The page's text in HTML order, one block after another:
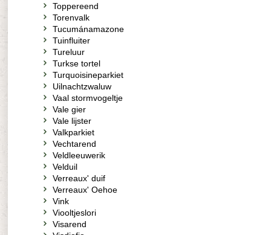
Toppereend
Torenvalk
Tucumánamazone
Tuinfluiter
Tureluur
Turkse tortel
Turquoisineparkiet
Uilnachtzwaluw
Vaal stormvogeltje
Vale gier
Vale lijster
Valkparkiet
Vechtarend
Veldleeuwerik
Velduil
Verreaux' duif
Verreaux' Oehoe
Vink
Viooltjeslori
Visarend